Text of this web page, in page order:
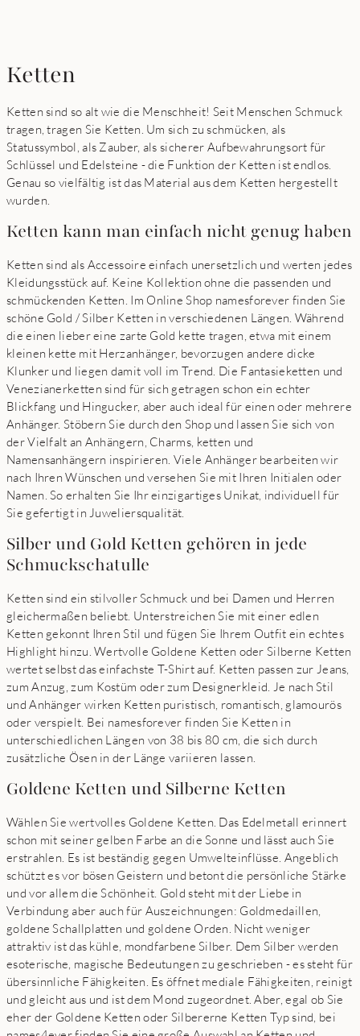
Ketten
Ketten sind so alt wie die Menschheit! Seit Menschen Schmuck
tragen, tragen Sie Ketten. Um sich zu schmücken, als
Statussymbol, als Zauber, als sicherer Aufbewahrungsort für
Schlüssel und Edelsteine - die Funktion der Ketten ist endlos.
Genau so vielfältig ist das Material aus dem Ketten hergestellt
wurden.
Ketten kann man einfach nicht genug haben
Ketten sind als Accessoire einfach unersetzlich und werten jedes
Kleidungsstück auf. Keine Kollektion ohne die passenden und
schmückenden Ketten. Im Online Shop namesforever finden Sie
schöne Gold / Silber Ketten in verschiedenen Längen. Während
die einen lieber eine zarte Gold kette tragen, etwa mit einem
kleinen kette mit Herzanhänger, bevorzugen andere dicke
Klunker und liegen damit voll im Trend. Die Fantasieketten und
Venezianerketten sind für sich getragen schon ein echter
Blickfang und Hingucker, aber auch ideal für einen oder mehrere
Anhänger. Stöbern Sie durch den Shop und lassen Sie sich von
der Vielfalt an Anhängern, Charms, ketten und
Namensanhängern inspirieren. Viele Anhänger bearbeiten wir
nach Ihren Wünschen und versehen Sie mit Ihren Initialen oder
Namen. So erhalten Sie Ihr einzigartiges Unikat, individuell für
Sie gefertigt in Juweliersqualität.
Silber und Gold Ketten gehören in jede
Schmuckschatulle
Ketten sind ein stilvoller Schmuck und bei Damen und Herren
gleichermaßen beliebt. Unterstreichen Sie mit einer edlen
Ketten gekonnt Ihren Stil und fügen Sie Ihrem Outfit ein echtes
Highlight hinzu. Wertvolle Goldene Ketten oder Silberne Ketten
wertet selbst das einfachste T-Shirt auf. Ketten passen zur Jeans,
zum Anzug, zum Kostüm oder zum Designerkleid. Je nach Stil
und Anhänger wirken Ketten puristisch, romantisch, glamourös
oder verspielt. Bei namesforever finden Sie Ketten in
unterschiedlichen Längen von 38 bis 80 cm, die sich durch
zusätzliche Ösen in der Länge variieren lassen.
Goldene Ketten und Silberne Ketten
Wählen Sie wertvolles Goldene Ketten. Das Edelmetall erinnert
schon mit seiner gelben Farbe an die Sonne und lässt auch Sie
erstrahlen. Es ist beständig gegen Umwelteinflüsse. Angeblich
schützt es vor bösen Geistern und betont die persönliche Stärke
und vor allem die Schönheit. Gold steht mit der Liebe in
Verbindung aber auch für Auszeichnungen: Goldmedaillen,
goldene Schallplatten und goldene Orden. Nicht weniger
attraktiv ist das kühle, mondfarbene Silber. Dem Silber werden
esoterische, magische Bedeutungen zu geschrieben - es steht für
übersinnliche Fähigkeiten. Es öffnet mediale Fähigkeiten, reinigt
und gleicht aus und ist dem Mond zugeordnet. Aber, egal ob Sie
eher der Goldene Ketten oder Silbererne Ketten Typ sind, bei